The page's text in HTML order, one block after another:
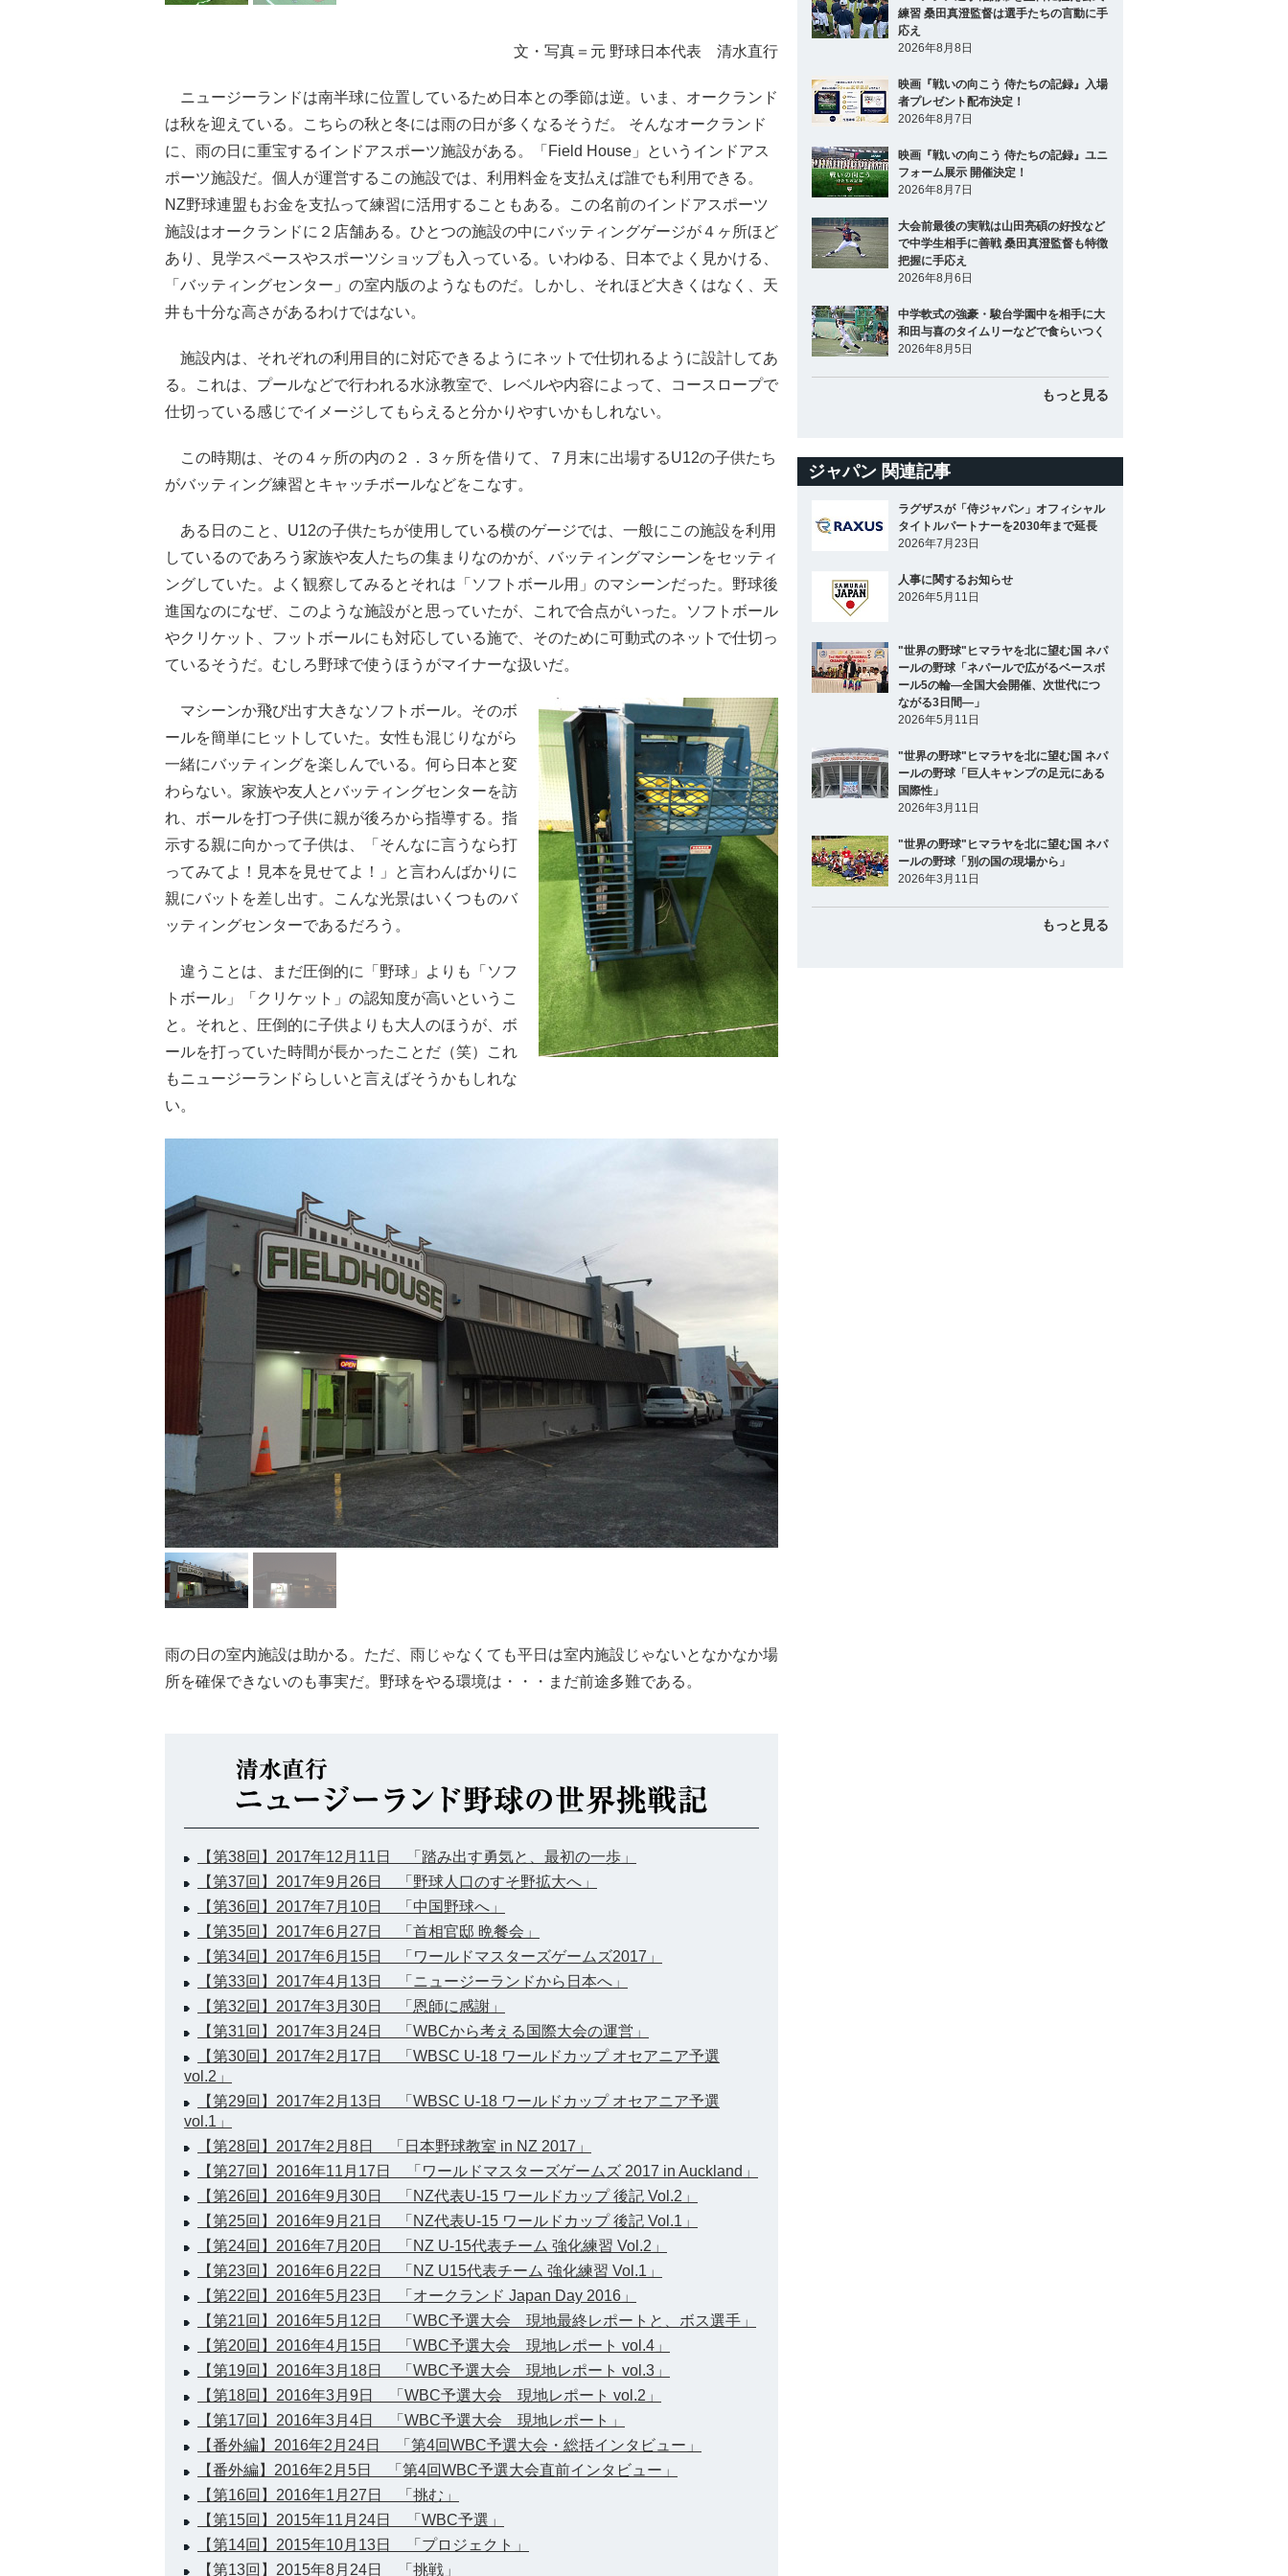
文・写真＝元 野球日本代表 清水直行
ニュージーランドは南半球に位置しているため日本との季節は逆。いま、オークランド
は秋を迎えている。こちらの秋と冬には雨の日が多くなるそうだ。 そんなオークランド
に、雨の日に重宝するインドアスポーツ施設がある。「Field House」というインドアス
ポーツ施設だ。個人が運営するこの施設では、利用料金を支払えば誰でも利用できる。
NZ野球連盟もお金を支払って練習に活用することもある。この名前のインドアスポーツ
施設はオークランドに２店舗ある。ひとつの施設の中にバッティングゲージが４ヶ所ほど
あり、見学スペースやスポーツショップも入っている。いわゆる、日本でよく見かける、
「バッティングセンター」の室内版のようなものだ。しかし、それほど大きくはなく、天
井も十分な高さがあるわけではない。
施設内は、それぞれの利用目的に対応できるようにネットで仕切れるように設計してあ
る。これは、プールなどで行われる水泳教室で、レベルや内容によって、コースロープで
仕切っている感じでイメージしてもらえると分かりやすいかもしれない。
この時期は、その４ヶ所の内の２．３ヶ所を借りて、７月末に出場するU12の子供たち
がバッティング練習とキャッチボールなどをこなす。
ある日のこと、U12の子供たちが使用している横のゲージでは、一般にこの施設を利用
しているのであろう家族や友人たちの集まりなのかが、バッティングマシーンをセッティ
ングしていた。よく観察してみるとそれは「ソフトボール用」のマシーンだった。野球後
進国なのになぜ、このような施設がと思っていたが、これで合点がいった。ソフトボール
やクリケット、フットボールにも対応している施で、そのために可動式のネットで仕切っ
ているそうだ。むしろ野球で使うほうがマイナーな扱いだ。
マシーンか飛び出す大きなソフトボール。そのボ
ールを簡単にヒットしていた。女性も混じりながら
一緒にバッティングを楽しんでいる。何ら日本と変
わらない。家族や友人とバッティングセンターを訪
れ、ボールを打つ子供に親が後ろから指導する。指
示する親に向かって子供は、「そんなに言うなら打
ってみてよ！見本を見せてよ！」と言わんばかりに
親にバットを差し出す。こんな光景はいくつものバ
ッティングセンターであるだろう。
違うことは、まだ圧倒的に「野球」よりも「ソフ
トボール」「クリケット」の認知度が高いというこ
と。それと、圧倒的に子供よりも大人のほうが、ボ
ールを打っていた時間が長かったことだ（笑）これ
もニュージーランドらしいと言えばそうかもしれな
い。
雨の日の室内施設は助かる。ただ、雨じゃなくても平日は室内施設じゃないとなかなか場
所を確保できないのも事実だ。野球をやる環境は・・・まだ前途多難である。
【第38回】2017年12月11日 「踏み出す勇気と、最初の一歩」
【第37回】2017年9月26日 「野球人口のすそ野拡大へ」
【第36回】2017年7月10日 「中国野球へ」
【第35回】2017年6月27日 「首相官邸 晩餐会」
【第34回】2017年6月15日 「ワールドマスターズゲームズ2017」
【第33回】2017年4月13日 「ニュージーランドから日本へ」
【第32回】2017年3月30日 「恩師に感謝」
【第31回】2017年3月24日 「WBCから考える国際大会の運営」
【第30回】2017年2月17日 「WBSC U-18 ワールドカップ オセアニア予選
vol.2」
【第29回】2017年2月13日 「WBSC U-18 ワールドカップ オセアニア予選
vol.1」
【第28回】2017年2月8日 「日本野球教室 in NZ 2017」
【第27回】2016年11月17日 「ワールドマスターズゲームズ 2017 in Auckland」
【第26回】2016年9月30日 「NZ代表U-15 ワールドカップ 後記 Vol.2」
【第25回】2016年9月21日 「NZ代表U-15 ワールドカップ 後記 Vol.1」
【第24回】2016年7月20日 「NZ U-15代表チーム 強化練習 Vol.2」
【第23回】2016年6月22日 「NZ U15代表チーム 強化練習 Vol.1」
【第22回】2016年5月23日 「オークランド Japan Day 2016」
【第21回】2016年5月12日 「WBC予選大会 現地最終レポートと、ボス選手」
【第20回】2016年4月15日 「WBC予選大会 現地レポート vol.4」
【第19回】2016年3月18日 「WBC予選大会 現地レポート vol.3」
【第18回】2016年3月9日 「WBC予選大会 現地レポート vol.2」
【第17回】2016年3月4日 「WBC予選大会 現地レポート」
【番外編】2016年2月24日 「第4回WBC予選大会・総括インタビュー」
【番外編】2016年2月5日 「第4回WBC予選大会直前インタビュー」
【第16回】2016年1月27日 「挑む」
【第15回】2015年11月24日 「WBC予選」
【第14回】2015年10月13日 「プロジェクト」
【第13回】2015年8月24日 「挑戦」
練習 桑田真澄監督は選手たちの言動に手
応え
2026年8月8日
映画『戦いの向こう 侍たちの記録』入場
者プレゼント配布決定！
2026年8月7日
映画『戦いの向こう 侍たちの記録』ユニ
フォーム展示 開催決定！
2026年8月7日
大会前最後の実戦は山田亮碩の好投など
で中学生相手に善戦 桑田真澄監督も特徴
把握に手応え
2026年8月6日
中学軟式の強豪・駿台学園中を相手に大
和田与喜のタイムリーなどで食らいつく
2026年8月5日
もっと見る
ジャパン 関連記事
ラグザスが「侍ジャパン」オフィシャル
タイトルパートナーを2030年まで延長
2026年7月23日
人事に関するお知らせ
2026年5月11日
"世界の野球"ヒマラヤを北に望む国 ネパ
ールの野球「ネパールで広がるベースボ
ール5の輪―全国大会開催、次世代につ
ながる3日間―」
2026年5月11日
"世界の野球"ヒマラヤを北に望む国 ネパ
ールの野球「巨人キャンプの足元にある
国際性」
2026年3月11日
"世界の野球"ヒマラヤを北に望む国 ネパ
ールの野球「別の国の現場から」
2026年3月11日
もっと見る